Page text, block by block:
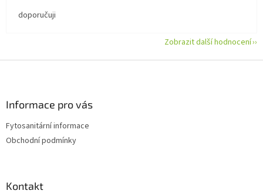
doporučuji
Zobrazit další hodnocení
Informace pro vás
Fytosanitární informace
Obchodní podmínky
Kontakt